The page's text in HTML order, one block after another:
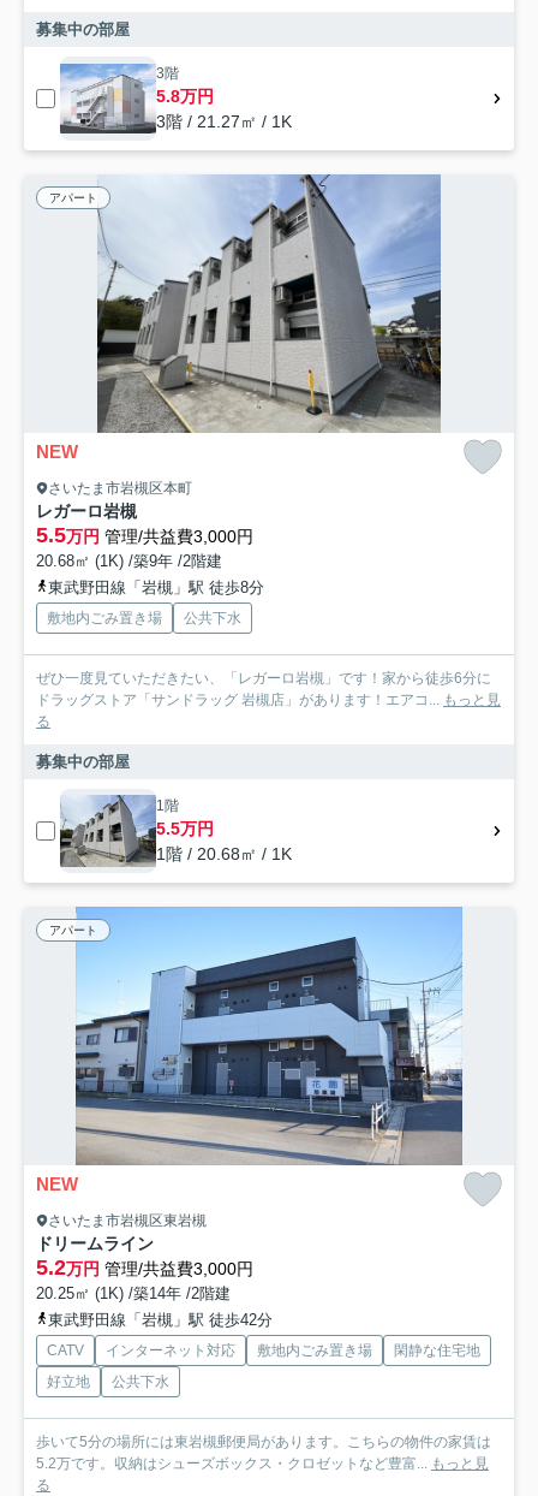
募集中の部屋
3階
5.8万円
3階 / 21.27㎡ / 1K
アパート
NEW
さいたま市岩槻区本町
レガーロ岩槻
5.5万円 管理/共益費3,000円
20.68㎡ (1K) /築9年 /2階建
東武野田線「岩槻」駅 徒歩8分
敷地内ごみ置き場 公共下水
ぜひ一度見ていただきたい、「レガーロ岩槻」です！家から徒歩6分に
ドラッグストア「サンドラッグ 岩槻店」があります！エアコ... もっと見
る
募集中の部屋
1階
5.5万円
1階 / 20.68㎡ / 1K
アパート
NEW
さいたま市岩槻区東岩槻
ドリームライン
5.2万円 管理/共益費3,000円
20.25㎡ (1K) /築14年 /2階建
東武野田線「岩槻」駅 徒歩42分
CATV インターネット対応 敷地内ごみ置き場
閑静な住宅地
好立地
公共下水
歩いて5分の場所には東岩槻郵便局があります。こちらの物件の家賃は
5.2万です。収納はシューズボックス・クロゼットなど豊富... もっと見
る